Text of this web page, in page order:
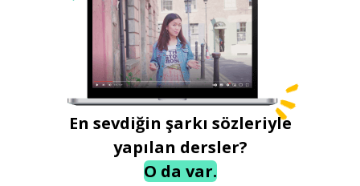
En sevdiğin şarkı sözleriyle
yapılan dersler?
O da var.